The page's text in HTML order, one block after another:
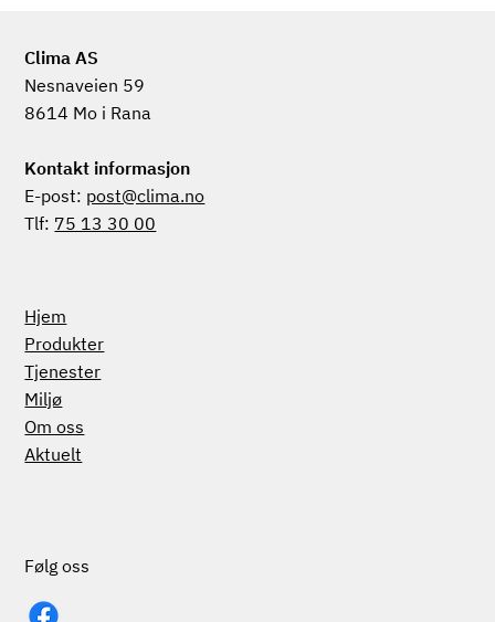
Service ved dine føtter
Clima AS
Nesnaveien 59
8614 Mo i Rana
Kontakt informasjon
E-post: post@clima.no
Tlf: 75 13 30 00
Følg oss
Hjem
Produkter
Tjenester
Miljø
Om oss
Aktuelt